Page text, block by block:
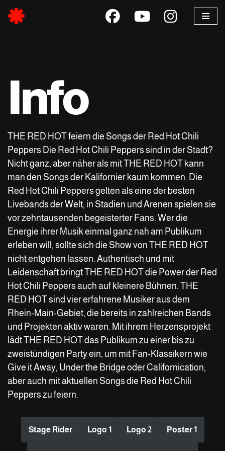
Info
THE RED HOT feiern die Songs der Red Hot Chili
Peppers Die Red Hot Chili Peppers sind in der Stadt?
Nicht ganz, aber näher als mit THE RED HOT kann
man den Songs der Kalifornier kaum kommen. Die
Red Hot Chili Peppers gelten als eine der besten
Livebands der Welt, in Stadien und Arenen spielen sie
vor zehntausenden begeisterter Fans. Wer die
Energie ihrer Musik einmal ganz nah am Publikum
erleben will, sollte sich die Show von THE RED HOT
nicht entgehen lassen. Authentisch und mit
Leidenschaft bringt THE RED HOT die Power der Red
Hot Chili Peppers auch auf kleinere Bühnen. THE
RED HOT sind vier erfahrene Musiker aus dem
Rhein-Main-Gebiet, die bereits in zahlreichen Bands
und Projekten aktiv waren. Mit ihrem Herzensprojekt
lädt THE RED HOT das Publikum zu einer bis zu
zweistündigen Party ein, um mit Fan-Klassikern wie
Give it Away, Under the Bridge oder Californication,
aber auch mit aktuellen Songs die Red Hot Chili
Peppers zu feiern.
Stage Rider Logo 1 Logo 2 Poster 1